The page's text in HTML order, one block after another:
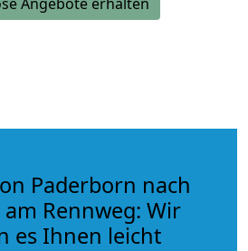
Paderborn nach
Rennweg: Wir
es Ihnen leicht